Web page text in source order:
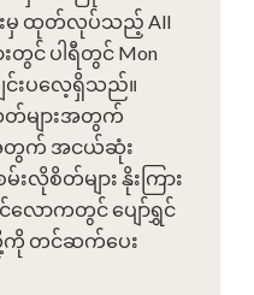
မှ ထုတ်လုပ်သည့် All
းတွင် ပါရီတွင် Mon
င်းပလေ့ရှိသည်။
များအတွက်
အတွက် အငယ်ဆုံး
းလိုစိတ်များ နိုးကြား
လောကတွင် ပျော်ရွှင်
တို့ကို တင်ဆက်ပေး